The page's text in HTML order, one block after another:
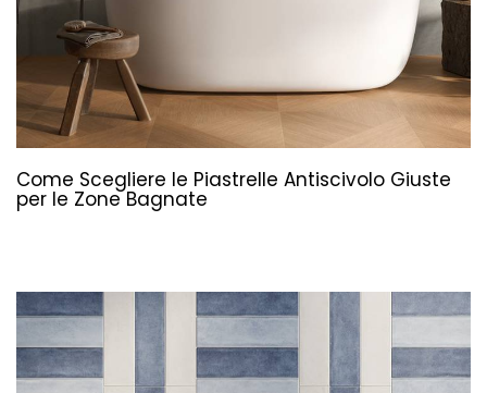
Come Scegliere le Piastrelle Antiscivolo Giuste
per le Zone Bagnate